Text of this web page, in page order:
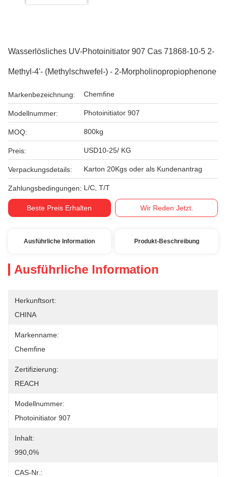
Wasserlösliches UV-Photoinitiator 907 Cas 71868-10-5 2-
Methyl-4'- (Methylschwefel-) - 2-Morpholinopropiophenone
Markenbezeichnung: Chemfine
Modellnummer: Photoinitiator 907
MOQ: 800kg
Preis: USD10-25/ KG
Verpackungsdetails: Karton 20Kgs oder als Kundenantrag
Zahlungsbedingungen: L/C, T/T
Beste Preis Erhalten Wir Reden Jetzt.
Ausführliche Information Produkt-Beschreibung
Ausführliche Information
Herkunftsort:
CHINA
Markenname:
Chemfine
Zertifizierung:
REACH
Modellnummer:
Photoinitiator 907
Inhalt:
990,0%
CAS-Nr.: